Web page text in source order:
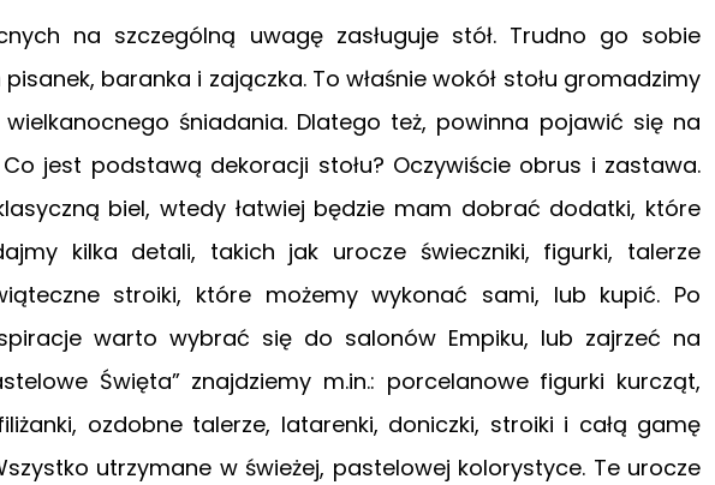
na szczególną uwagę zasługuje stół. Trudno go sobie
baranka i zajączka. To właśnie wokół stołu gromadzimy
śniadania. Dlatego też, powinna pojawić się na
jest podstawą dekoracji stołu? Oczywiście obrus i zastawa.
biel, wtedy łatwiej będzie mam dobrać dodatki, które
kilka detali, takich jak urocze świeczniki, figurki, talerze
stroiki, które możemy wykonać sami, lub kupić. Po
warto wybrać się do salonów Empiku, lub zajrzeć na
Święta” znajdziemy m.in.: porcelanowe figurki kurcząt,
ozdobne talerze, latarenki, doniczki, stroiki i całą gamę
utrzymane w świeżej, pastelowej kolorystyce. Te urocze